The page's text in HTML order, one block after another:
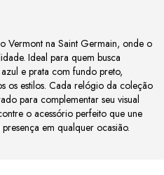
Vermont na Saint Germain, onde o
Ideal para quem busca
e prata com fundo preto,
os estilos. Cada relógio da coleção
para complementar seu visual
o acessório perfeito que une
em qualquer ocasião.